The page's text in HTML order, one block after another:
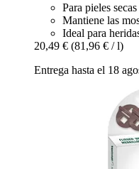
Para pieles
Mantiene las
Ideal para
20,49 € (81,96 € / l)
Entrega hasta el 18